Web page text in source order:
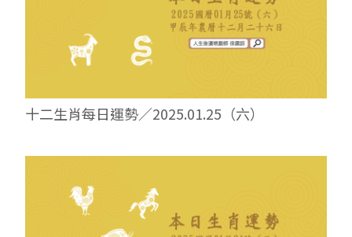
十二生肖每日運勢／2025.01.25（六）